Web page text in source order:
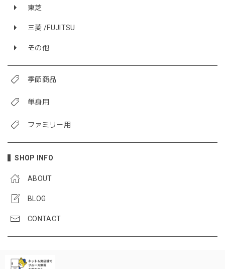
東芝
三菱 /FUJITSU
その他
季節商品
単身用
ファミリー用
SHOP INFO
ABOUT
BLOG
CONTACT